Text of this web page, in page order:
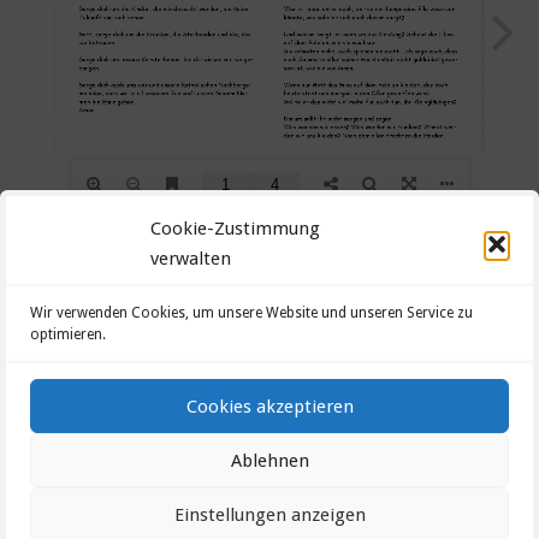
Cookie-Zustimmung
verwalten
Wir verwenden Cookies, um unsere Website und unseren Service zu
optimieren.
Cookies akzeptieren
Ablehnen
Einstellungen anzeigen
Datenschutzerklärung
©2026 Evang.-Luth. Kirchengemeinde Heinersberg-